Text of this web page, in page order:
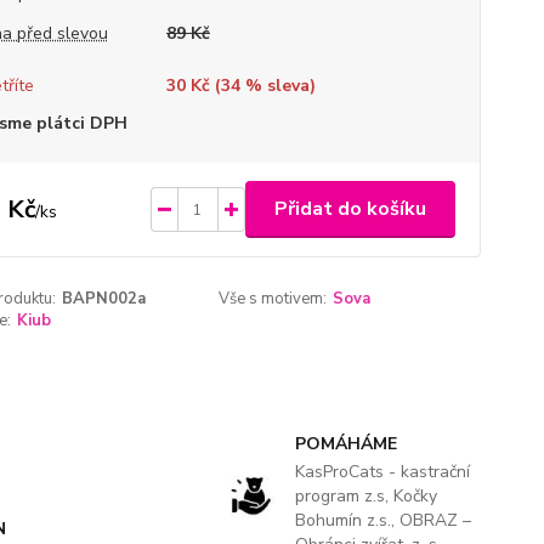
před slevou
89 Kč
30 Kč (34% sleva)
plátci DPH
Kč/ks Přidat do košíku
BAPN002a Vše s motivem: Sova
Kiub
POMÁHÁME
KasProCats - kastrační
program z.s, Kočky
Bohumín z.s., OBRAZ –